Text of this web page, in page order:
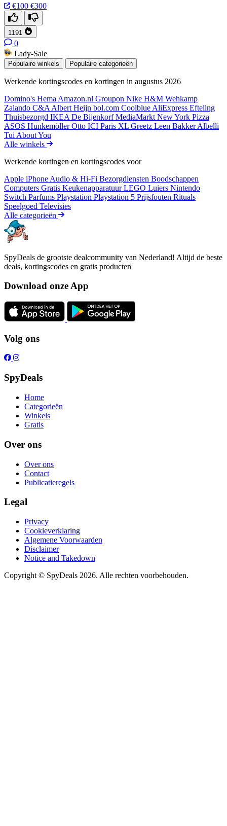
€100 €300
1191
0
Lady-Sale
Populaire winkels Populaire categorieën
Werkende kortingscodes en kortingen in augustus 2026
Domino's Hema Amazon.nl Groupon Nike H&M Wehkamp
Zalando C&A Albert Heijn bol.com Coolblue AliExpress Efteling
Thuisbezorgd IKEA De BijenkorfMediaMarkt New York Pizza
ASOS HunkemöllerOtto ICI Paris XL Greetz Leen BakkerAlbelli
Tui About You
Alle winkels
Werkende kortingen en kortingscodes voor
Apple iPhone Audio & Hi-Fi Bezorgdiensten Boodschappen
Computers Gratis KeukenapparatuurLEGO Luiers Nintendo
Switch Parfums Playstation Playstation 5 Prijsfouten Rituals
Speelgoed Televisies
Alle categorieën
SpyDeals de grootste dealcommunity van Nederland! Altijd de beste
deals, kortingscodes en gratis producten
Download onze App
Volg ons
SpyDeals
Home
Categorieën
Winkels
Gratis
Over ons
Over ons
Contact
Publicatieregels
Legal
Privacy
Cookieverklaring
Algemene Voorwaarden
Disclaimer
Notice and Takedown
Copyright © SpyDeals 2026. Alle rechten voorbehouden.